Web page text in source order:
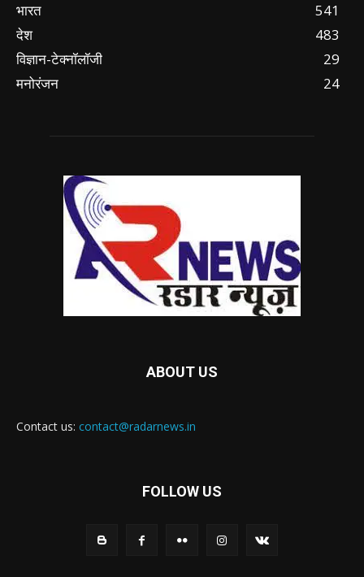
भारत
541
देश
483
विज्ञान-टेक्नॉलॉजी
29
मनोरंजन
24
ABOUT US
Contact us: contact@radarnews.in
FOLLOW US